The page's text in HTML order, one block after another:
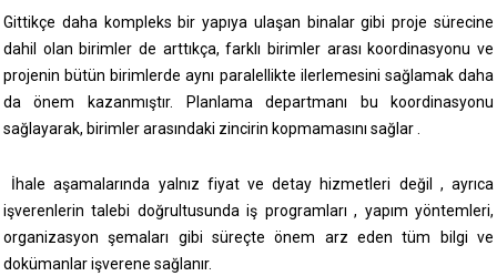
Gittikçe daha kompleks bir yapıya ulaşan binalar gibi proje sürecine
dahil olan birimler de arttıkça, farklı birimler arası koordinasyonu ve
projenin bütün birimlerde aynı paralellikte ilerlemesini sağlamak daha
da önem kazanmıştır. Planlama departmanı bu koordinasyonu
sağlayarak, birimler arasındaki zincirin kopmamasını sağlar .
İhale aşamalarında yalnız fiyat ve detay hizmetleri değil , ayrıca
işverenlerin talebi doğrultusunda iş programları , yapım yöntemleri,
organizasyon şemaları gibi süreçte önem arz eden tüm bilgi ve
dokümanlar işverene sağlanır.